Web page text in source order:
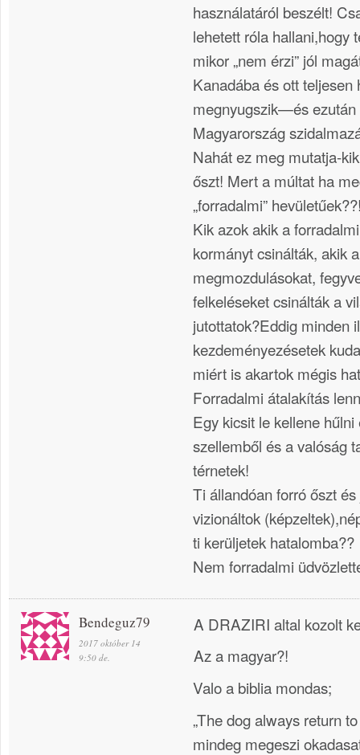
használatáról beszélt!
lehetett róla hallani,hogy
mikor „nem érzi” jól
Kanadába és ott teljesen
megnyugszik—és ezután
Magyarország
Nahát ez meg mutatja-
őszt! Mert a múltat ha
„forradalmi”
Kik azok akik a
kormányt csinálták, akik
megmozdulásokat,
felkeléseket csinálták a
jutottatok?Eddig minden
kezdeményezésetek
miért is akartok mégis
Forradalmi átalakítás
Egy kicsit le kellene
szellemből és a valóság
térnetek!
Ti állandóan forró őszt
vizionáltok
ti kerüljetek hatalomba??
Nem forradalmi
Bendeguz79
2017 október 14
9:50 de.
A DRAZIRI altal kozolt
Az a magyar?!
Valo a biblia mondas;
„The dog always return
mindeg megeszi